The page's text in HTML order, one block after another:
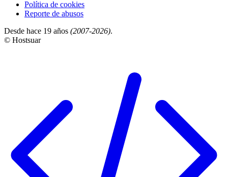
Política de cookies
Reporte de abusos
Desde hace 19 años (2007-2026).
© Hostsuar